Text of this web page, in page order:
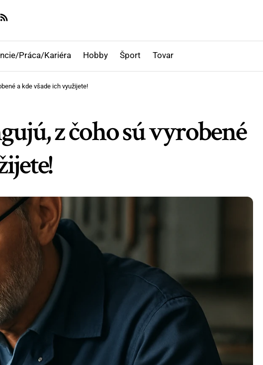
Práca/Kariéra Hobby Šport Tovar
a kde všade ich využijete!
z čoho sú vyrobené